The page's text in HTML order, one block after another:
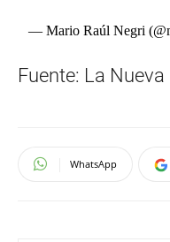
— Mario Raúl Negri
Fuente: La
WhatsApp